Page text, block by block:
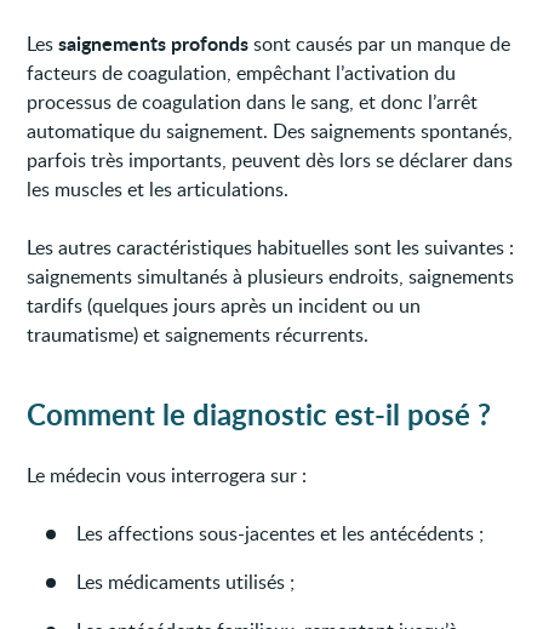
Lessaignements profondssont causés par un manque de
facteurs de coagulation, empêchant l’activation du
processus de coagulation dans le sang, et donc l’arrêt
automatique du saignement. Des saignements spontanés,
parfois très importants, peuvent dès lors se déclarer dans
les muscles et les articulations.
Les autres caractéristiques habituelles sont les suivantes :
saignements simultanés à plusieurs endroits, saignements
tardifs (quelques jours après un incident ou un
traumatisme) et saignements récurrents.
Comment le diagnostic est-il posé ?
Le médecin vous interrogera sur :
Les affections sous-jacentes et les antécédents ;
Les médicaments utilisés ;